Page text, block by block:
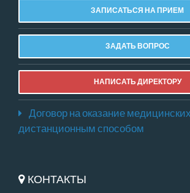
ЗАПИСАТЬСЯ НА ПРИЕМ
ЗАДАТЬ ВОПРОС
НАПИСАТЬ ДИРЕКТОРУ
Договор на оказание
дистанционным способом
КОНТАКТЫ